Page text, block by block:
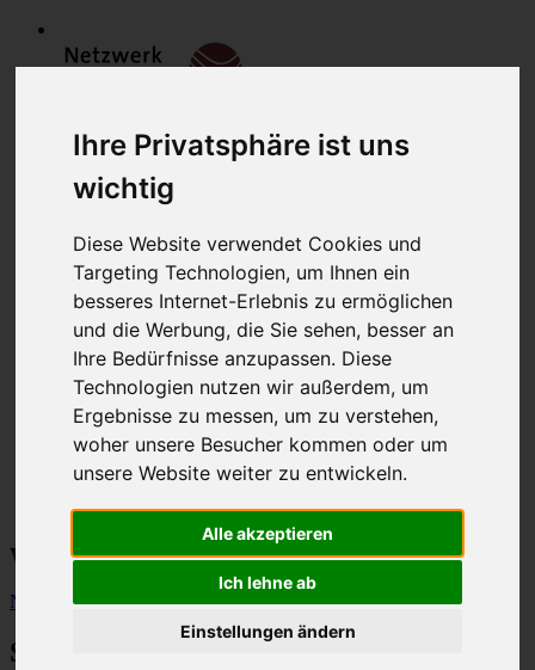
Ihre Privatsphäre ist uns
wichtig
Diese Website verwendet Cookies und
Targeting Technologien, um Ihnen ein
besseres Internet-Erlebnis zu ermöglichen
und die Werbung, die Sie sehen, besser an
Ihre Bedürfnisse anzupassen. Diese
Technologien nutzen wir außerdem, um
Ergebnisse zu messen, um zu verstehen,
woher unsere Besucher kommen oder um
unsere Website weiter zu entwickeln.
Alle akzeptieren
Ich lehne ab
Einstellungen ändern
Home
Modulfinder
Veranstaltungen
Netzwerk
Bildungsanbieter
Mitglieder
Mitglied werden
Werbung schalten
über uns
Kontakt
Lounge
Weiterbildungen im Gesundheitswesen
Neue Suche
Suchresultate